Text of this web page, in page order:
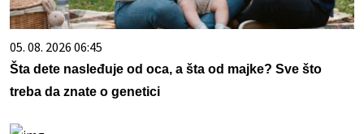
05. 08. 2026 06:45
Šta dete nasleđuje od oca, a šta od majke? Sve što
treba da znate o genetici